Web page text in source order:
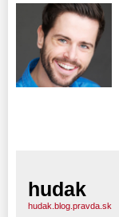
hudak
hudak.blog.pravda.sk